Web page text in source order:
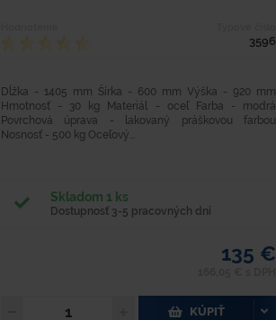
3596
Dĺžka - 1405 mm Šírka - 600 mm Výška - 920 mm
Hmotnosť - 30 kg Materiál - oceľ Farba - modrá
Povrchová úprava - lakovaný práškovou farbou
Nosnosť - 500 kg Oceľový...
Skladom 1 ks
Dostupnosť 3-5 pracovných dní
135 €
KÚPIŤ